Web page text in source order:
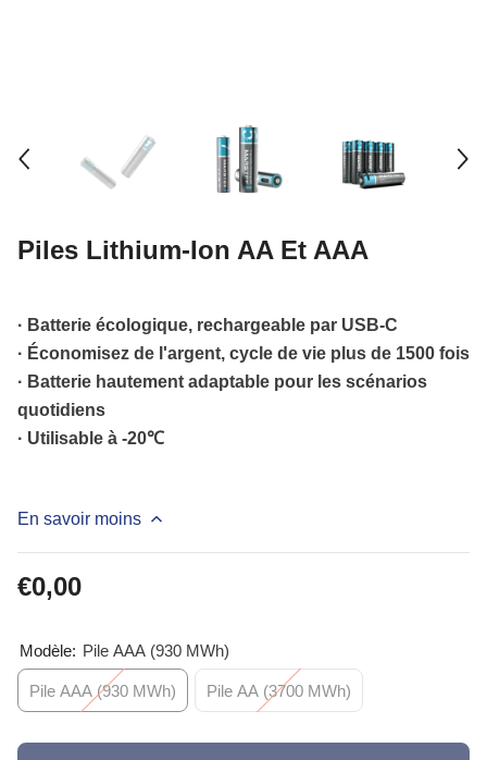
Piles Lithium-Ion AA Et AAA
· Batterie écologique, rechargeable par USB-C
· Économisez de l'argent, cycle de vie plus de 1500 fois
· Batterie hautement adaptable pour les scénarios
quotidiens
· Utilisable à -20℃
En savoir moins
€0,00
Modèle: Pile AAA (930 MWh)
Pile AAA (930 MWh) Pile AA (3700 MWh)